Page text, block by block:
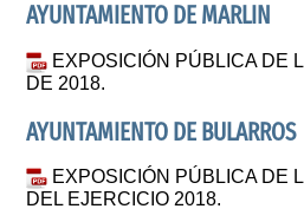
AYUNTAMIENTO DE MARLIN
EXPOSICIÓN PÚBLICA DE
DE 2018.
AYUNTAMIENTO DE BULARROS
EXPOSICIÓN PÚBLICA DE
DEL EJERCICIO 2018.